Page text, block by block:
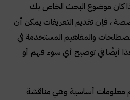
كان موضوع البحث الخاص بك
، فإن تقديم التعريفات يمكن أن
والمفاهيم المستخدمة في
أيضًا في توضيح أي سوء فهم أو
معلومات أساسية وهي مناقشة